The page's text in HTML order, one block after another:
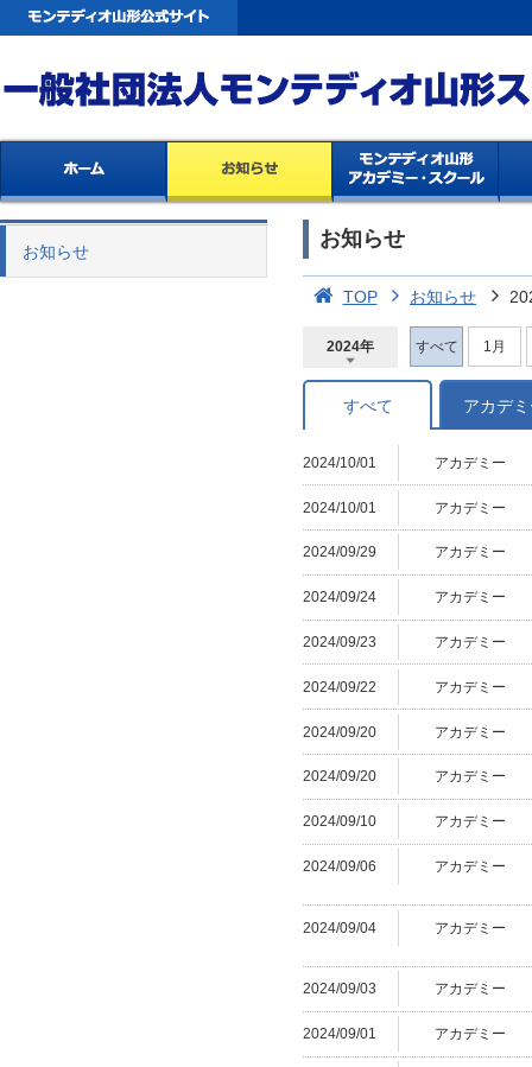
お知らせ
お知らせ
TOP お知らせ
2024年
2026年
2025年
2024年
2023年
2022年
2021年
2020年
2019年
2018年
2017年
2016年
2015年
2014年
すべて 1月
すべて アカデ
2024/10/01 アカデミー
2024/10/01 アカデミー
2024/09/29 アカデミー
2024/09/24 アカデミー
2024/09/23 アカデミー
2024/09/22 アカデミー
2024/09/20 アカデミー
2024/09/20 アカデミー
2024/09/10 アカデミー
2024/09/06 アカデミー
2024/09/04 アカデミー
2024/09/03 アカデミー
2024/09/01 アカデミー